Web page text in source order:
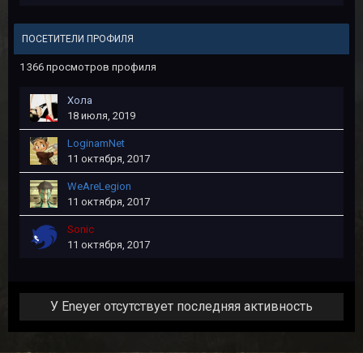
ПОСЕТИТЕЛИ ПРОФИЛЯ
1 366 просмотров профиля
Хола
18 июля, 2019
LoginamNet
11 октября, 2017
WeAreLegion
11 октября, 2017
Sonic
11 октября, 2017
У Eneyer отсутствует последняя активность